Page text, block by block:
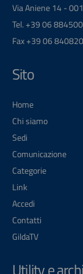
Via Aniene 14 -
Tel. +39 06
Fax +39 06
Sito
Home
Chi siamo
Sedi
Comunicazione
Categorie
Link
Accedi
Contatti
GildaTV
Utility e